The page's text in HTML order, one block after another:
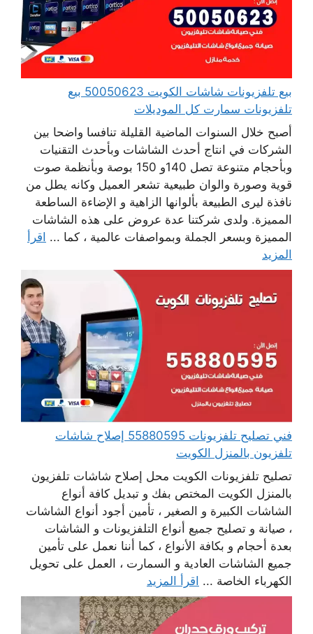
بيع تلفزيونات شاشات الكويت 50050623 بيع
تلفزيونات سمارت كل الموديلات
أصبح خلال السنوات الماضية القليلة تنافسا واضحا بين
الشركات في انتاج أحدث الشاشات وبأحدث التقنيات
وبأحجام متنوعة تصل 140و 150 بوصة وبأنظمة صوت
قوية وصورة والوان طبيعية تشعر العميل وكانه يطل من
نافذة ليرى الطبيعة بألوانها الزاهية و الإضاءة الساطعة
المميزة. ولدى شركتنا عدة عروض على هذه الشاشات
المميزة وبسعر الجملة وبمواصفات عالمية ، كما ... اقرأ
المزيد
فني تصليح تلفزيونات 55880595 إصلاح شاشات
تلفزيون بالمنزل الكويت
تصليح تلفزيونات الكويت محل إصلاح شاشات تلفزيون
بالمنزل الكويت المختص بفك و تبديل كافة أنواع
الشاشات الكبيرة و الصغير ، تأمين أجود أنواع الشاشات
، صيانة و تصليح جميع أنواع التلفزيونات و الشاشات
بعدة أحجام و بكافة الأنواع ، كما أننا نعمل على تأمين
جميع الشاشات العادية و السمارت ، العمل على تحويل
الكهرباء الخاصة ... اقرأ المزيد